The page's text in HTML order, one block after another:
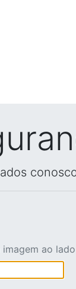
ao